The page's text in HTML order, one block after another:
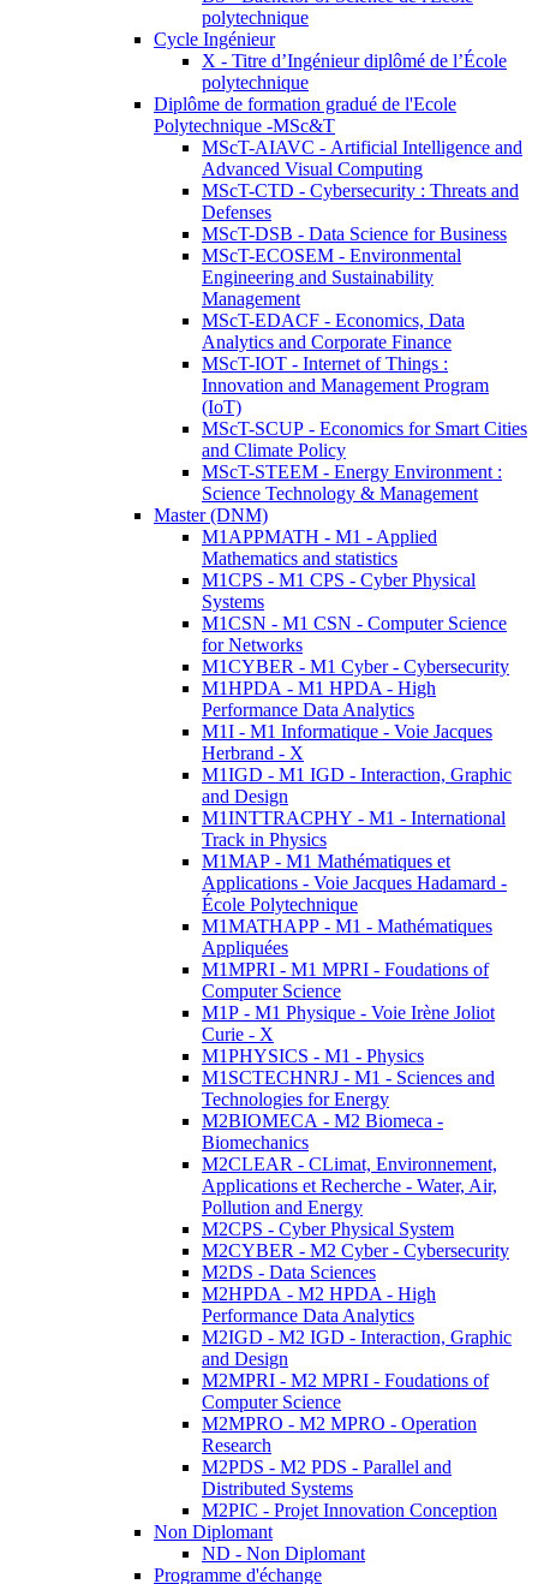
polytechnique
Cycle Ingénieur
X - Titre d’Ingénieur diplômé de l’École
polytechnique
Diplôme de formation gradué de l'Ecole
Polytechnique -MSc&T
MScT-AIAVC - Artificial Intelligence and
Advanced Visual Computing
MScT-CTD - Cybersecurity : Threats and
Defenses
MScT-DSB - Data Science for Business
MScT-ECOSEM - Environmental
Engineering and Sustainability
Management
MScT-EDACF - Economics, Data
Analytics and Corporate Finance
MScT-IOT - Internet of Things :
Innovation and Management Program
(IoT)
MScT-SCUP - Economics for Smart Cities
and Climate Policy
MScT-STEEM - Energy Environment :
Science Technology & Management
Master (DNM)
M1APPMATH - M1 - Applied
Mathematics and statistics
M1CPS - M1 CPS - Cyber Physical
Systems
M1CSN - M1 CSN - Computer Science
for Networks
M1CYBER - M1 Cyber - Cybersecurity
M1HPDA - M1 HPDA - High
Performance Data Analytics
M1I - M1 Informatique - Voie Jacques
Herbrand - X
M1IGD - M1 IGD - Interaction, Graphic
and Design
M1INTTRACPHY - M1 - International
Track in Physics
M1MAP - M1 Mathématiques et
Applications - Voie Jacques Hadamard -
École Polytechnique
M1MATHAPP - M1 - Mathématiques
Appliquées
M1MPRI - M1 MPRI - Foudations of
Computer Science
M1P - M1 Physique - Voie Irène Joliot
Curie - X
M1PHYSICS - M1 - Physics
M1SCTECHNRJ - M1 - Sciences and
Technologies for Energy
M2BIOMECA - M2 Biomeca -
Biomechanics
M2CLEAR - CLimat, Environnement,
Applications et Recherche - Water, Air,
Pollution and Energy
M2CPS - Cyber Physical System
M2CYBER - M2 Cyber - Cybersecurity
M2DS - Data Sciences
M2HPDA - M2 HPDA - High
Performance Data Analytics
M2IGD - M2 IGD - Interaction, Graphic
and Design
M2MPRI - M2 MPRI - Foudations of
Computer Science
M2MPRO - M2 MPRO - Operation
Research
M2PDS - M2 PDS - Parallel and
Distributed Systems
M2PIC - Projet Innovation Conception
Non Diplomant
ND - Non Diplomant
Programme d'échange